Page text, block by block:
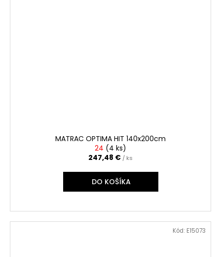
MATRAC OPTIMA HIT 140x200cm
24 (4 ks)
247,48 € / ks
DO KOŠÍKA
Kód: E15073